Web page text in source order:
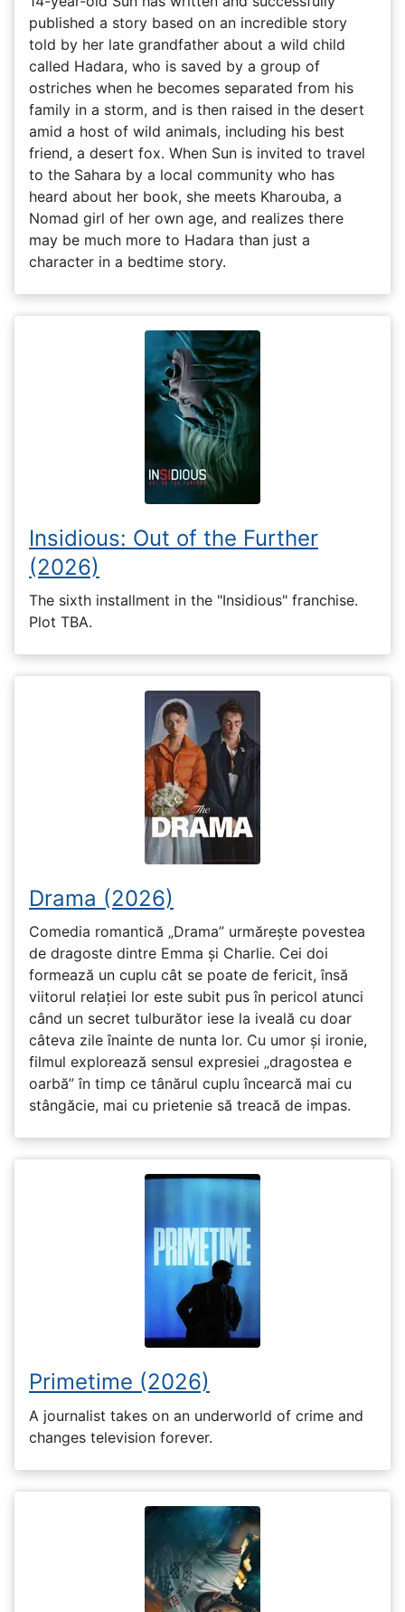
published a story based on an incredible story
told by her late grandfather about a wild child
called Hadara, who is saved by a group of
ostriches when he becomes separated from his
family in a storm, and is then raised in the desert
amid a host of wild animals, including his best
friend, a desert fox. When Sun is invited to travel
to the Sahara by a local community who has
heard about her book, she meets Kharouba, a
Nomad girl of her own age, and realizes there
may be much more to Hadara than just a
character in a bedtime story.
Insidious: Out of the Further
(2026)
The sixth installment in the "Insidious" franchise.
Plot TBA.
Drama (2026)
Comedia romantică „Drama” urmărește povestea
de dragoste dintre Emma și Charlie. Cei doi
formează un cuplu cât se poate de fericit, însă
viitorul relației lor este subit pus în pericol atunci
când un secret tulburător iese la iveală cu doar
câteva zile înainte de nunta lor. Cu umor și ironie,
filmul explorează sensul expresiei „dragostea e
oarbă” în timp ce tânărul cuplu încearcă mai cu
stângăcie, mai cu prietenie să treacă de impas.
Primetime (2026)
A journalist takes on an underworld of crime and
changes television forever.